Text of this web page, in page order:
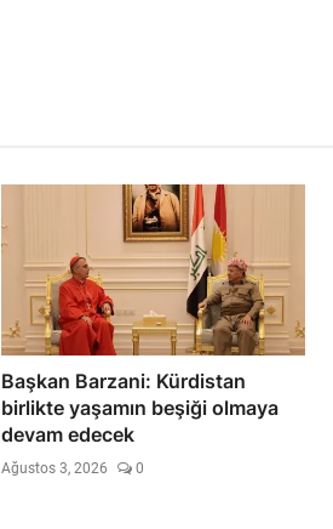
Başkan Barzani: Kürdistan
birlikte yaşamın beşiği olmaya
devam edecek
Ağustos 3, 2026 0